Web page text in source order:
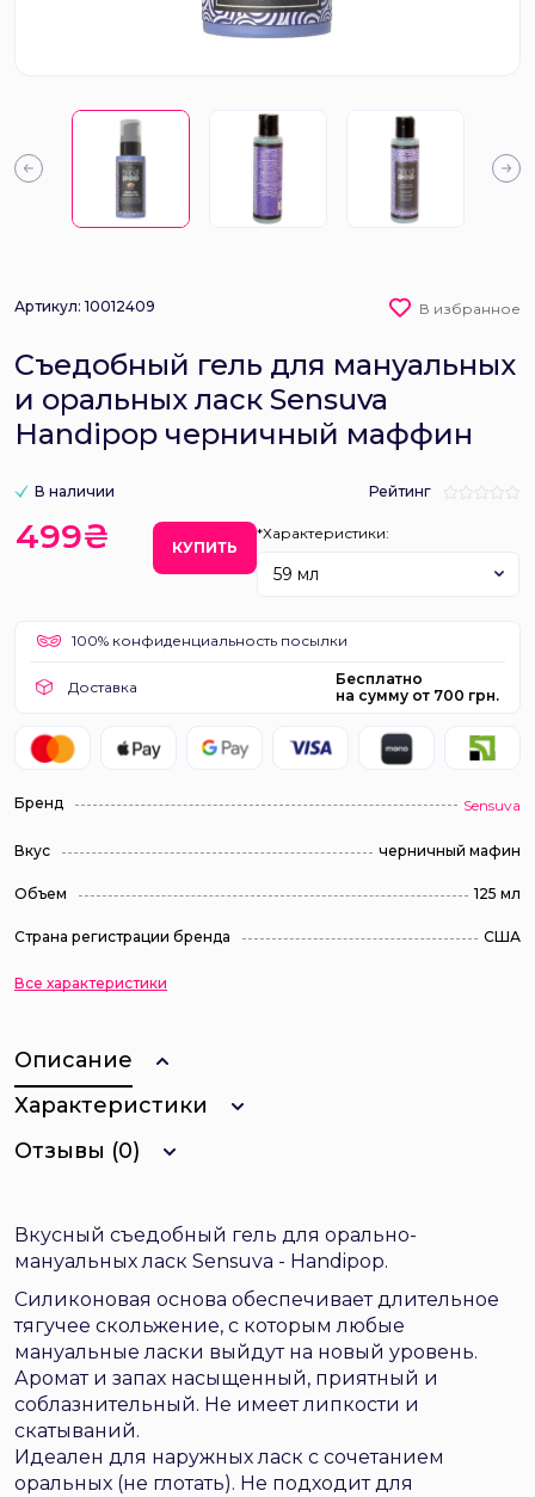
Артикул: 10012409 В избранное
Съедобный гель для мануальных
и оральных ласк Sensuva
Handipop черничный маффин
В наличии Рейтинг
499₴ КУПИТЬ
*Характеристики:
59 мл
100% конфиденциальность посылки
Доставка
Бесплатно
на сумму от 700 грн.
Бренд Sensuva
Вкус черничный мафин
Объем 125 мл
Страна регистрации бренда США
Все характеристики
Описание
Характеристики
Отзывы (0)
Вкусный съедобный гель для орально-
мануальных ласк Sensuva - Handipop.
Силиконовая основа обеспечивает длительное
тягучее скольжение, с которым любые
мануальные ласки выйдут на новый уровень.
Аромат и запах насыщенный, приятный и
соблазнительный. Не имеет липкости и
скатываний.
Идеален для наружных ласк с сочетанием
оральных (не глотать). Не подходит для